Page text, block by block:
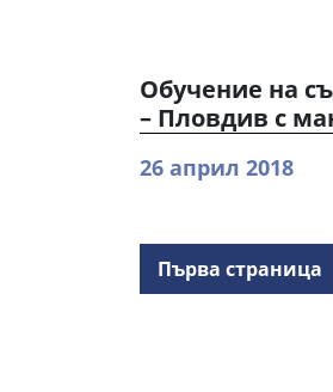
Обучение на
– Пловдив с
26 април 2018
Първа страница